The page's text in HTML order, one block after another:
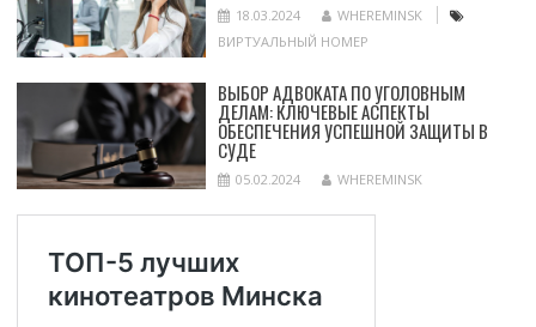
18.03.2024
WHEREMINSK
ВИРТУАЛЬНЫЙ НОМЕР
ВЫБОР АДВОКАТА ПО УГОЛОВНЫМ
ДЕЛАМ: КЛЮЧЕВЫЕ АСПЕКТЫ
ОБЕСПЕЧЕНИЯ УСПЕШНОЙ ЗАЩИТЫ В
СУДЕ
05.02.2024 WHEREMINSK